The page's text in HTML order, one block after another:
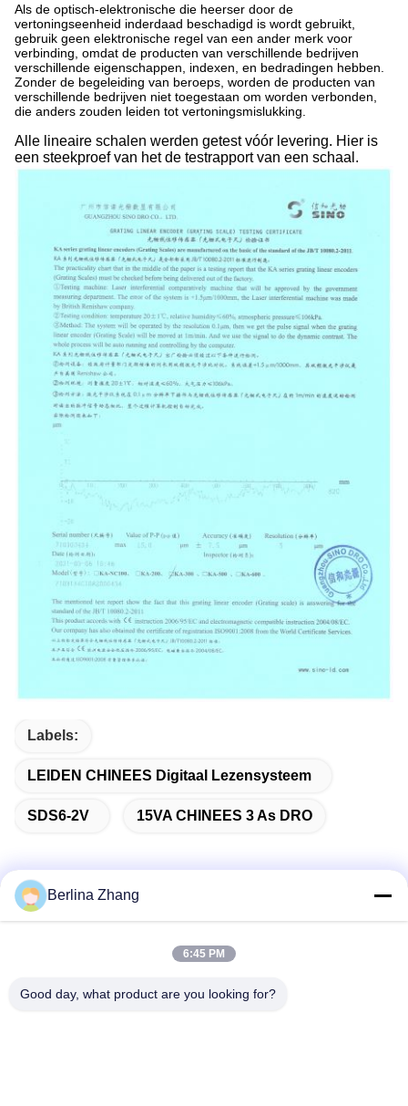
Als de optisch-elektronische die heerser door de
vertoningseenheid inderdaad beschadigd is wordt gebruikt,
gebruik geen elektronische regel van een ander merk voor
verbinding, omdat de producten van verschillende bedrijven
verschillende eigenschappen, indexen, en bedradingen hebben.
Zonder de begeleiding van beroeps, worden de producten van
verschillende bedrijven niet toegestaan om worden verbonden,
die anders zouden leiden tot vertoningsmislukking.
Alle lineaire schalen werden getest vóór levering. Hier is
een steekproef van het de testrapport van een schaal.
Labels:
LEIDEN CHINEES Digitaal Lezensysteem
SDS6-2V 15VA CHINEES 3 As DRO
401, No.7, 1st Straat, Streek 3 de Oost-west Weg van
Berlina Zhang
6:45 PM
Good day, what product are you looking for?